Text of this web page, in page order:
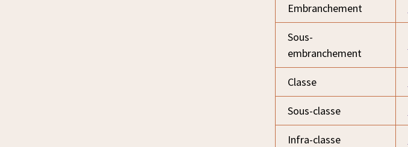
Embranchement
Sous-
embranchement
Classe
Sous-classe
Infra-classe